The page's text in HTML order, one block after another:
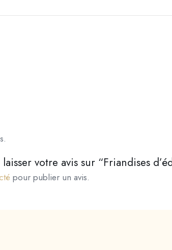
votre avis sur “Friandises
pour publier un avis.